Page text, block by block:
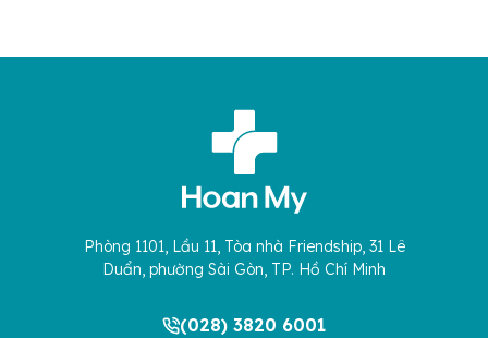
Phòng 1101, Lầu 11, Tòa nhà Friendship, 31 Lê
Duẩn, phường Sài Gòn, TP. Hồ Chí Minh
(028) 3820 6001